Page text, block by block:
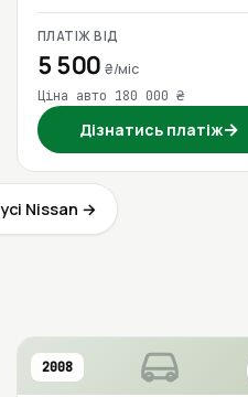
ПЛАТІЖ ВІД
5 500₴/міс
Ціна авто 180 000 ₴
Дізнатись платіж→
Nissan →
2008